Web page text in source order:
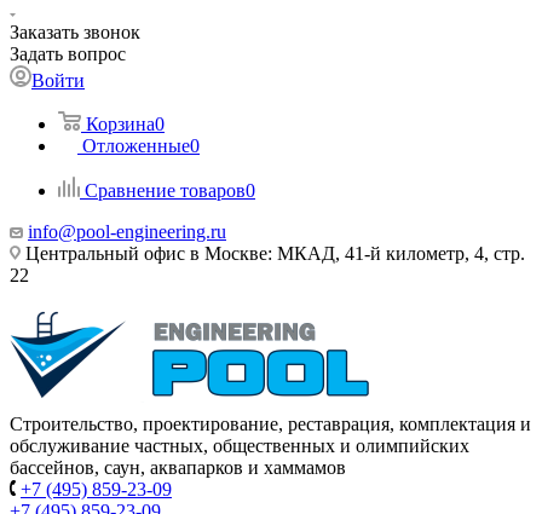
Заказать звонок
Задать вопрос
Войти
Корзина0
Отложенные0
Сравнение товаров0
info@pool-engineering.ru
Центральный офис в Москве: МКАД, 41-й километр, 4, стр.
22
Строительство, проектирование, реставрация, комплектация и
обслуживание частных, общественных и олимпийских
бассейнов, саун, аквапарков и хаммамов
+7 (495) 859-23-09